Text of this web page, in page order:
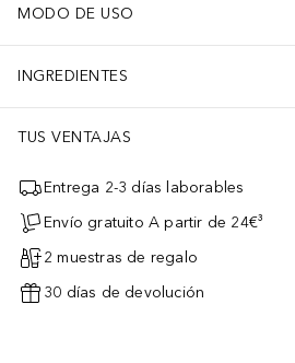
MODO DE USO
INGREDIENTES
TUS VENTAJAS
Entrega 2-3 días laborables
Envío gratuito A partir de 24€³
2 muestras de regalo
30 días de devolución